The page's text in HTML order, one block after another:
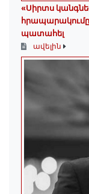
«Սիրտս
հրապարակումը
պատահել
ավելին